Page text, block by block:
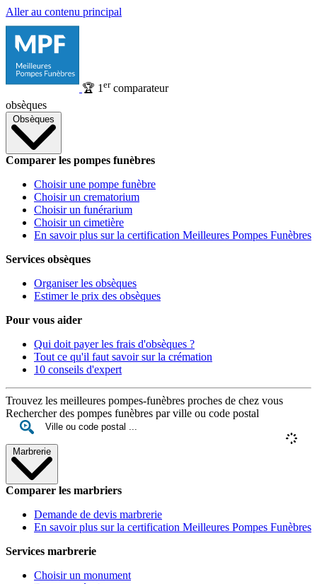
Aller au contenu principal
🏆 1 ercomparateur
obsèques
Obsèques
Comparer les pompes funèbres
Choisir une pompe funèbre
Choisir un crematorium
Choisir un funérarium
Choisir un cimetière
En savoir plus sur la certification Meilleures Pompes Funèbres
Services obsèques
Organiser les obsèques
Estimer le prix des obsèques
Pour vous aider
Qui doit payer les frais d'obsèques ?
Tout ce qu'il faut savoir sur la crémation
10 conseils d'expert
Trouvez les meilleures pompes-funèbres proches de chez vous
Rechercher des pompes funèbres par ville ou code postal
Marbrerie
Comparer les marbriers
Demande de devis marbrerie
En savoir plus sur la certification Meilleures Pompes Funèbres
Services marbrerie
Choisir un monument